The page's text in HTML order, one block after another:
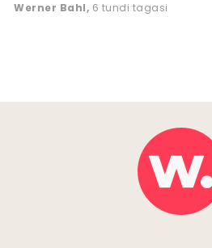
Werner Bahl, 6 tundi tagasi